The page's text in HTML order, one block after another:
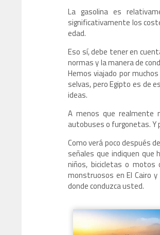
La gasolina es
significativamente los
edad.
Eso sí, debe tener en
normas y la manera de
Hemos viajado por
selvas, pero Egipto es de
ideas.
A menos que realmente
autobuses o furgonetas. Y
Como verá poco después
señales que indiquen que
niños, bicicletas o motos
monstruosos en El Cairo
donde conduzca usted.